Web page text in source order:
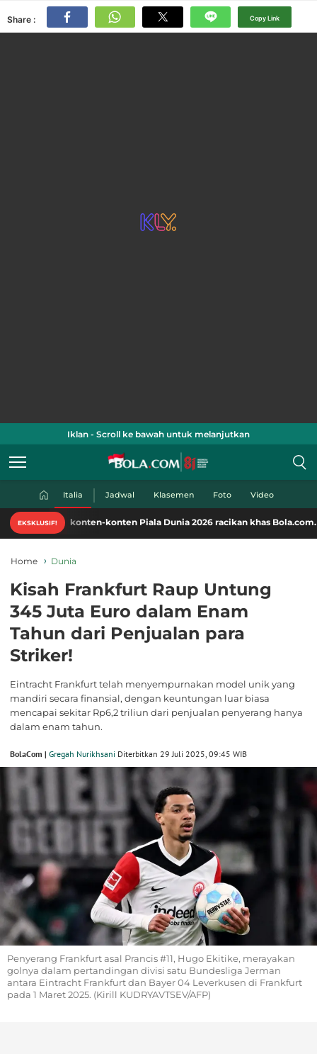
Share : Copy Link
Iklan - Scroll ke bawah untuk melanjutkan
Italia Jadwal Klasemen Foto Video
EKSKLUSIF!
konten-konten Piala Dunia 2026 racikan khas Bola.com. Klik di sini!
Home Dunia
Kisah Frankfurt Raup Untung
345 Juta Euro dalam Enam
Tahun dari Penjualan para
Striker!
Eintracht Frankfurt telah menyempurnakan model unik yang
mandiri secara finansial, dengan keuntungan luar biasa
mencapai sekitar Rp6,2 triliun dari penjualan penyerang hanya
dalam enam tahun.
BolaCom | Gregah Nurikhsani Diterbitkan 29 Juli 2025, 09:45 WIB
Penyerang Frankfurt asal Prancis #11, Hugo Ekitike, merayakan
golnya dalam pertandingan divisi satu Bundesliga Jerman
antara Eintracht Frankfurt dan Bayer 04 Leverkusen di Frankfurt
pada 1 Maret 2025. (Kirill KUDRYAVTSEV/AFP)